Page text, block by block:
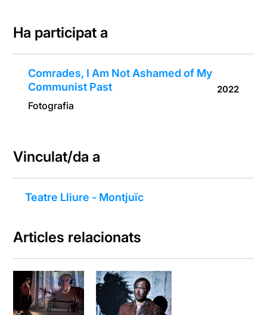
Ha participat a
Comrades, I Am Not Ashamed of My
Communist Past
Fotografia
2022
Vinculat/da a
Teatre Lliure - Montjuïc
Articles relacionats